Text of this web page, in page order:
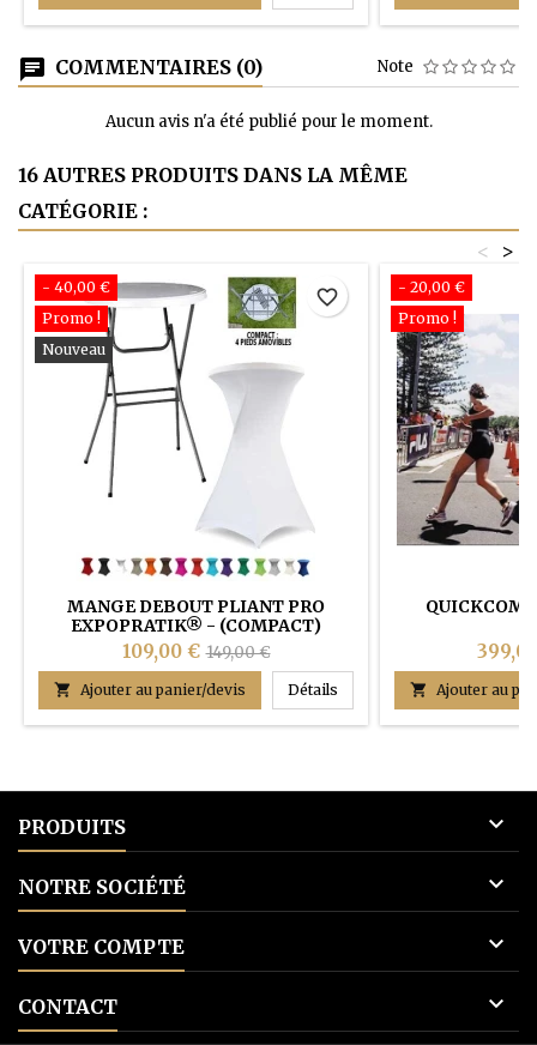
COMMENTAIRES (0) Note
Aucun avis n'a été publié pour le moment.
16 AUTRES PRODUITS DANS LA MÊME
CATÉGORIE :
>
<
- 40,00 €
Promo !
Nouveau
MANGE DEBOUT PLIANT PRO
EXPOPRATIK® - (COMPACT)
109,00 € 149,00 €
 Ajouter au panier/devis Détails Mange debout pliant PRO
favorite_border
- 20,00 €
Promo !
 Ajouter au
PRODUITS 
NOTRE SOCIÉTÉ 
VOTRE COMPTE 
CONTACT 